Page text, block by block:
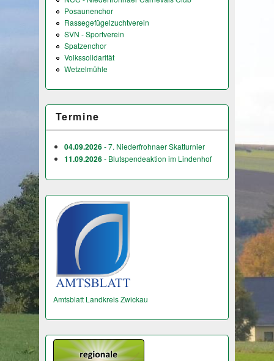
Posaunenchor
Rassegefügelzuchtverein
SVN - Sportverein
Spatzenchor
Volkssolidarität
Wetzelmühle
Termine
04.09.2026- 7. Niederfrohnaer Skatturnier
11.09.2026- Blutspendeaktion im Lindenhof
Amtsblatt Landkreis Zwickau